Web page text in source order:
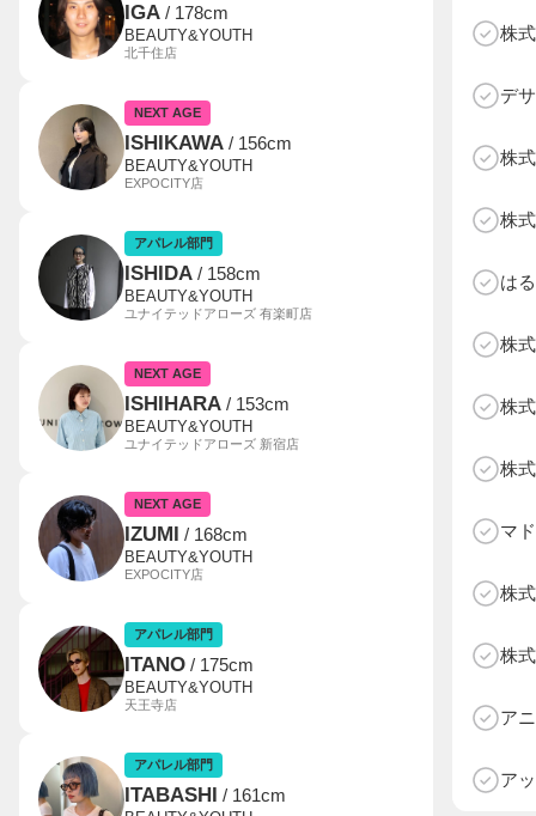
株
デ
株
株
は
株
株
株
マ
株
株
ア
ア
IGA / 178cm
BEAUTY&YOUTH
北千住店
NEXT AGE
ISHIKAWA / 156cm
BEAUTY&YOUTH
EXPOCITY店
アパレル部門
ISHIDA / 158cm
BEAUTY&YOUTH
ユナイテッドアローズ 有楽町店
NEXT AGE
ISHIHARA / 153cm
BEAUTY&YOUTH
ユナイテッドアローズ 新宿店
NEXT AGE
IZUMI / 168cm
BEAUTY&YOUTH
EXPOCITY店
アパレル部門
ITANO / 175cm
BEAUTY&YOUTH
天王寺店
アパレル部門
ITABASHI / 161cm